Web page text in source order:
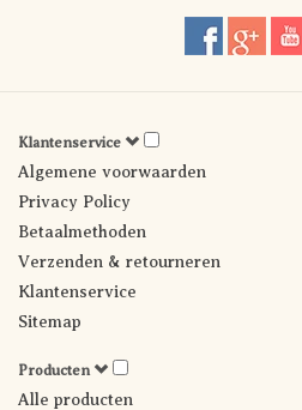
Klantenservice
Algemene voorwaarden
Privacy Policy
Betaalmethoden
Verzenden & retourneren
Klantenservice
Sitemap
Producten
Alle producten